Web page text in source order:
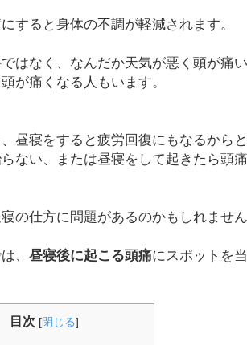
すると身体の不調が軽減されます。
はなく、なんだか天気が悪く頭が痛
が痛くなる人もいます。
昼寝をすると疲労回復にもなるから
ない、または昼寝をして起きたら頭
の仕方に問題があるのかもしれません
、 昼寝後に起こる頭痛にスポットを
目次 [閉じる]